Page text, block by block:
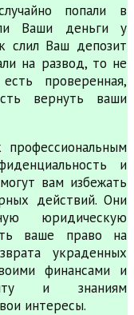
попали в
Ваши деньги у
слил Ваш депозит
на развод, то не
проверенная,
вернуть ваши
и
вам избежать
действий. Они
юридическую
ваше право на
украденных
финансами и
и знаниям
интересы.